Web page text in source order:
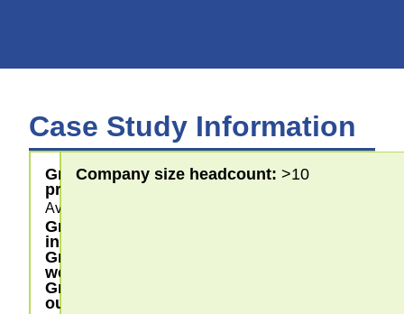
Case Study Information
Greening
processes
Avfallshantering
Greening
input
Greening
workplace
Greening
outputs
Company size headcount: >10